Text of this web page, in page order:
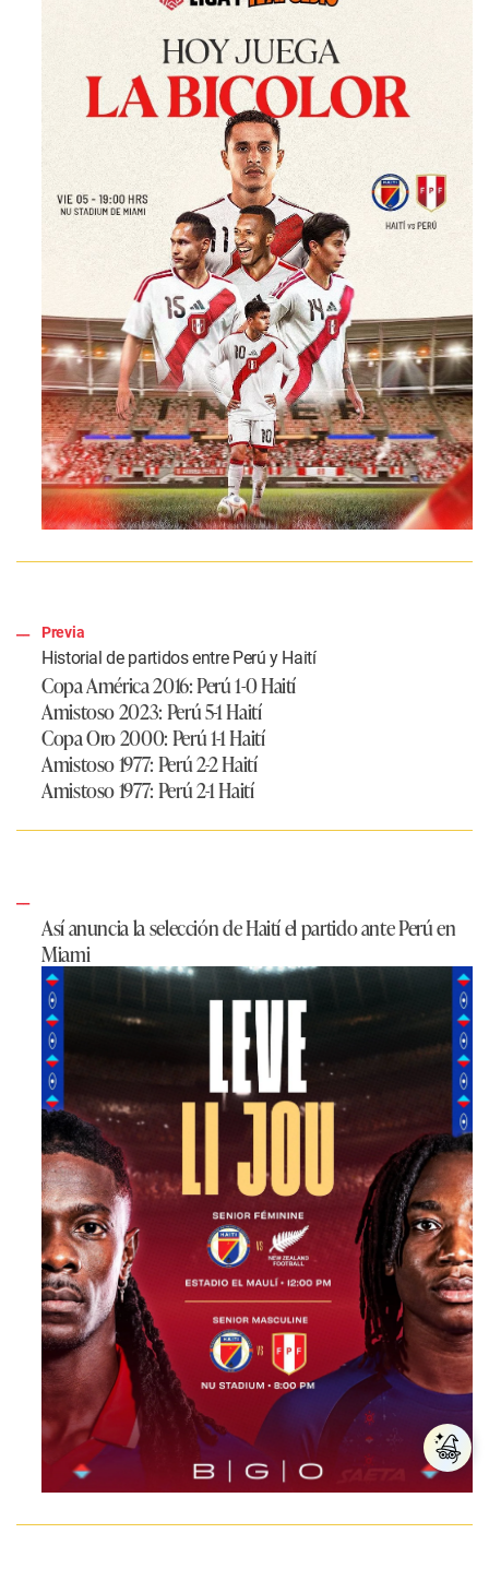
Previa
Historial de partidos entre Perú y Haití
Copa América 2016: Perú 1-0 Haití
Amistoso 2023: Perú 5-1 Haití
Copa Oro 2000: Perú 1-1 Haití
Amistoso 1977: Perú 2-2 Haití
Amistoso 1977: Perú 2-1 Haití
Así anuncia la selección de Haití el partido ante Perú en
Miami